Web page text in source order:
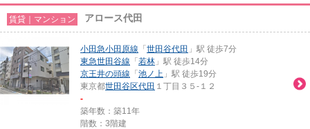
賃貸｜マンション アロース代田
小田急小田原線 「 世田谷代田 」駅 徒歩7分
東急世田谷線 「 若林 」駅 徒歩14分
京王井の頭線 「 池ノ上 」駅 徒歩19分
東京都世田谷区代田 １丁目３５-１２
-
築年数：築11年
階数：3階建